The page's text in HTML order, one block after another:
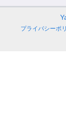
プライバシーポ